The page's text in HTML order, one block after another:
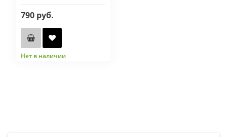
790 руб.
Нет в наличии